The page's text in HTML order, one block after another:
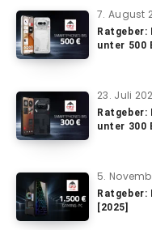
7. August
Ratgeber:
unter 500
23. Juli
Ratgeber:
unter 300
5.
Ratgeber:
[2025]